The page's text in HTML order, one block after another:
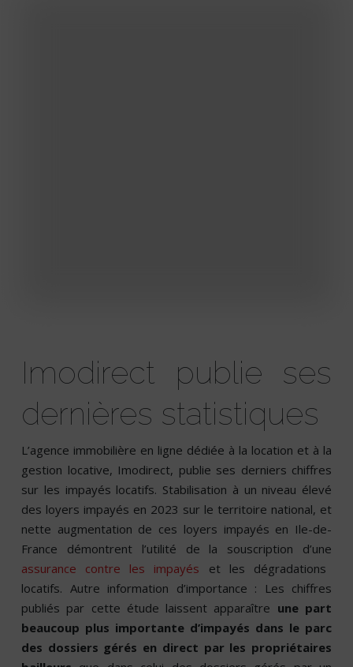
Imodirect publie ses
dernières statistiques
L’agence immobilière en ligne dédiée à la location et à la
gestion locative, Imodirect, publie ses derniers chiffres
sur les impayés locatifs. Stabilisation à un niveau élevé
des loyers impayés en 2023 sur le territoire national, et
nette augmentation de ces loyers impayés en Ile-de-
France démontrent l’utilité de la souscription d’une
assurance contre les impayés et les dégradations
locatifs. Autre information d’importance : Les chiffres
publiés par cette étude laissent apparaître une part
beaucoup plus importante d’impayés dans le parc
des dossiers gérés en direct par les propriétaires